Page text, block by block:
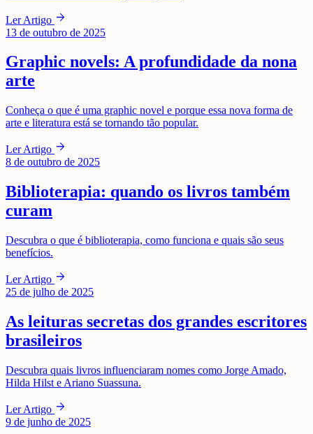
Ler Artigo arrow_forward
13 de outubro de 2025
Graphic novels: A profundidade da nona
arte
Conheça o que é uma graphic novel e porque essa nova forma de
arte e literatura está se tornando tão popular.
Ler Artigo arrow_forward
8 de outubro de 2025
Biblioterapia: quando os livros também
curam
Descubra o que é biblioterapia, como funciona e quais são seus
benefícios.
Ler Artigo arrow_forward
25 de julho de 2025
As leituras secretas dos grandes escritores
brasileiros
Descubra quais livros influenciaram nomes como Jorge Amado,
Hilda Hilst e Ariano Suassuna.
Ler Artigo arrow_forward
9 de junho de 2025